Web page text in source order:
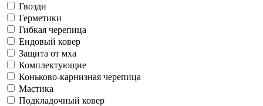
Гвозди
Герметики
Гибкая черепица
Ендовый ковер
Защита от мха
Комплектующие
Коньково-карнизная черепица
Мастика
Подкладочный ковер